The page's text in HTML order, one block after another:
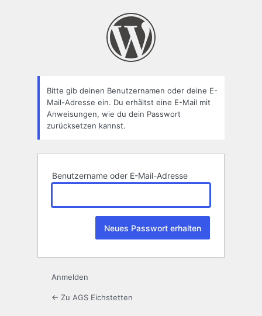
Bitte gib deinen Benutzernamen oder deine E-
Mail-Adresse ein. Du erhältst eine E-Mail mit
Anweisungen, wie du dein Passwort
zurücksetzen kannst.
Benutzername oder E-Mail-Adresse
Anmelden
← Zu AGS Eichstetten